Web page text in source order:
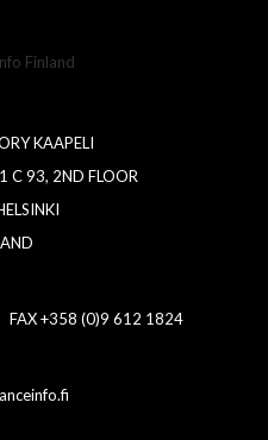
KAAPELI
C 93, 2ND FLOOR
+358 (0)9 612 1824